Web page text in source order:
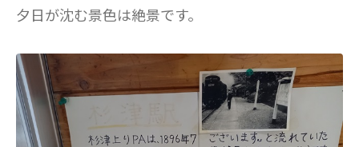
夕日が沈む景色は絶景です。